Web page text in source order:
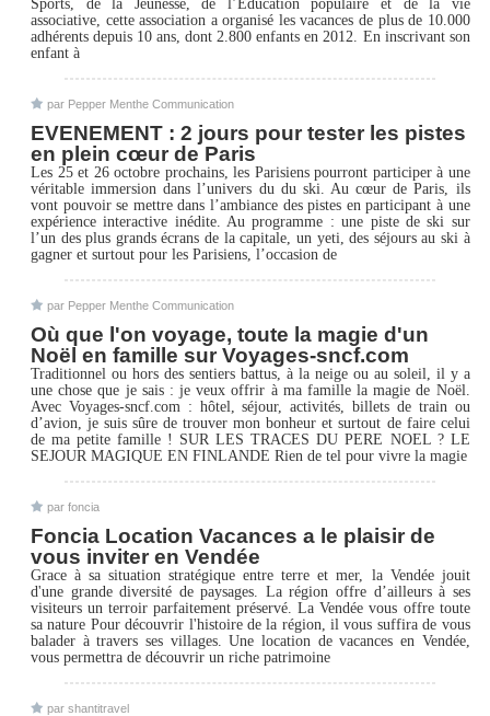
associative, cette association a organisé les vacances de plus de 10.000
adhérents depuis 10 ans, dont 2.800 enfants en 2012. En inscrivant son
enfant à
par Pepper Menthe Communication
EVENEMENT : 2 jours pour tester les pistes
en plein cœur de Paris
Les 25 et 26 octobre prochains, les Parisiens pourront participer à une
véritable immersion dans l’univers du du ski. Au cœur de Paris, ils
vont pouvoir se mettre dans l’ambiance des pistes en participant à une
expérience interactive inédite. Au programme : une piste de ski sur
l’un des plus grands écrans de la capitale, un yeti, des séjours au ski à
gagner et surtout pour les Parisiens, l’occasion de
par Pepper Menthe Communication
Où que l'on voyage, toute la magie d'un
Noël en famille sur Voyages-sncf.com
Traditionnel ou hors des sentiers battus, à la neige ou au soleil, il y a
une chose que je sais : je veux offrir à ma famille la magie de Noël.
Avec Voyages-sncf.com : hôtel, séjour, activités, billets de train ou
d’avion, je suis sûre de trouver mon bonheur et surtout de faire celui
de ma petite famille ! SUR LES TRACES DU PERE NOEL ? LE
SEJOUR MAGIQUE EN FINLANDE Rien de tel pour vivre la magie
par foncia
Foncia Location Vacances a le plaisir de
vous inviter en Vendée
Grace à sa situation stratégique entre terre et mer, la Vendée jouit
d'une grande diversité de paysages. La région offre d’ailleurs à ses
visiteurs un terroir parfaitement préservé. La Vendée vous offre toute
sa nature Pour découvrir l'histoire de la région, il vous suffira de vous
balader à travers ses villages. Une location de vacances en Vendée,
vous permettra de découvrir un riche patrimoine
par shantitravel